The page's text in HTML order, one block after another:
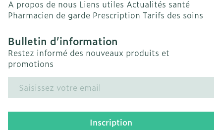
A propos de nous Liens utiles Actualités santé
Pharmacien de garde Prescription Tarifs des soins
Bulletin d’information
Restez informé des nouveaux produits et
promotions
Adresse mail
Inscription